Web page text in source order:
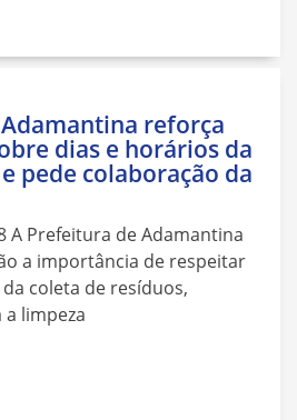
reforça
dias e horários da
pede colaboração da
A Prefeitura de Adamantina
a importância de respeitar
coleta de resíduos,
limpeza